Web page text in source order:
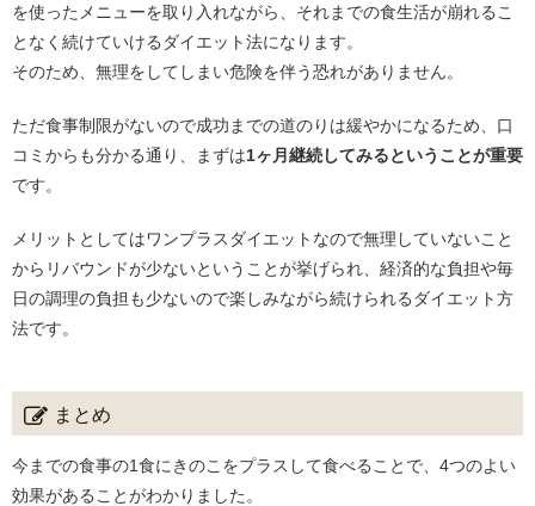
を使ったメニューを取り入れながら、それまでの食生活が崩れるこ
となく続けていけるダイエット法になります。
そのため、無理をしてしまい危険を伴う恐れがありません。
ただ食事制限がないので成功までの道のりは緩やかになるため、口
コミからも分かる通り、まずは1ヶ月継続してみるということが重要
です。
メリットとしてはワンプラスダイエットなので無理していないこと
からリバウンドが少ないということが挙げられ、経済的な負担や毎
日の調理の負担も少ないので楽しみながら続けられるダイエット方
法です。
まとめ
今までの食事の1食にきのこをプラスして食べることで、4つのよい
効果があることがわかりました。